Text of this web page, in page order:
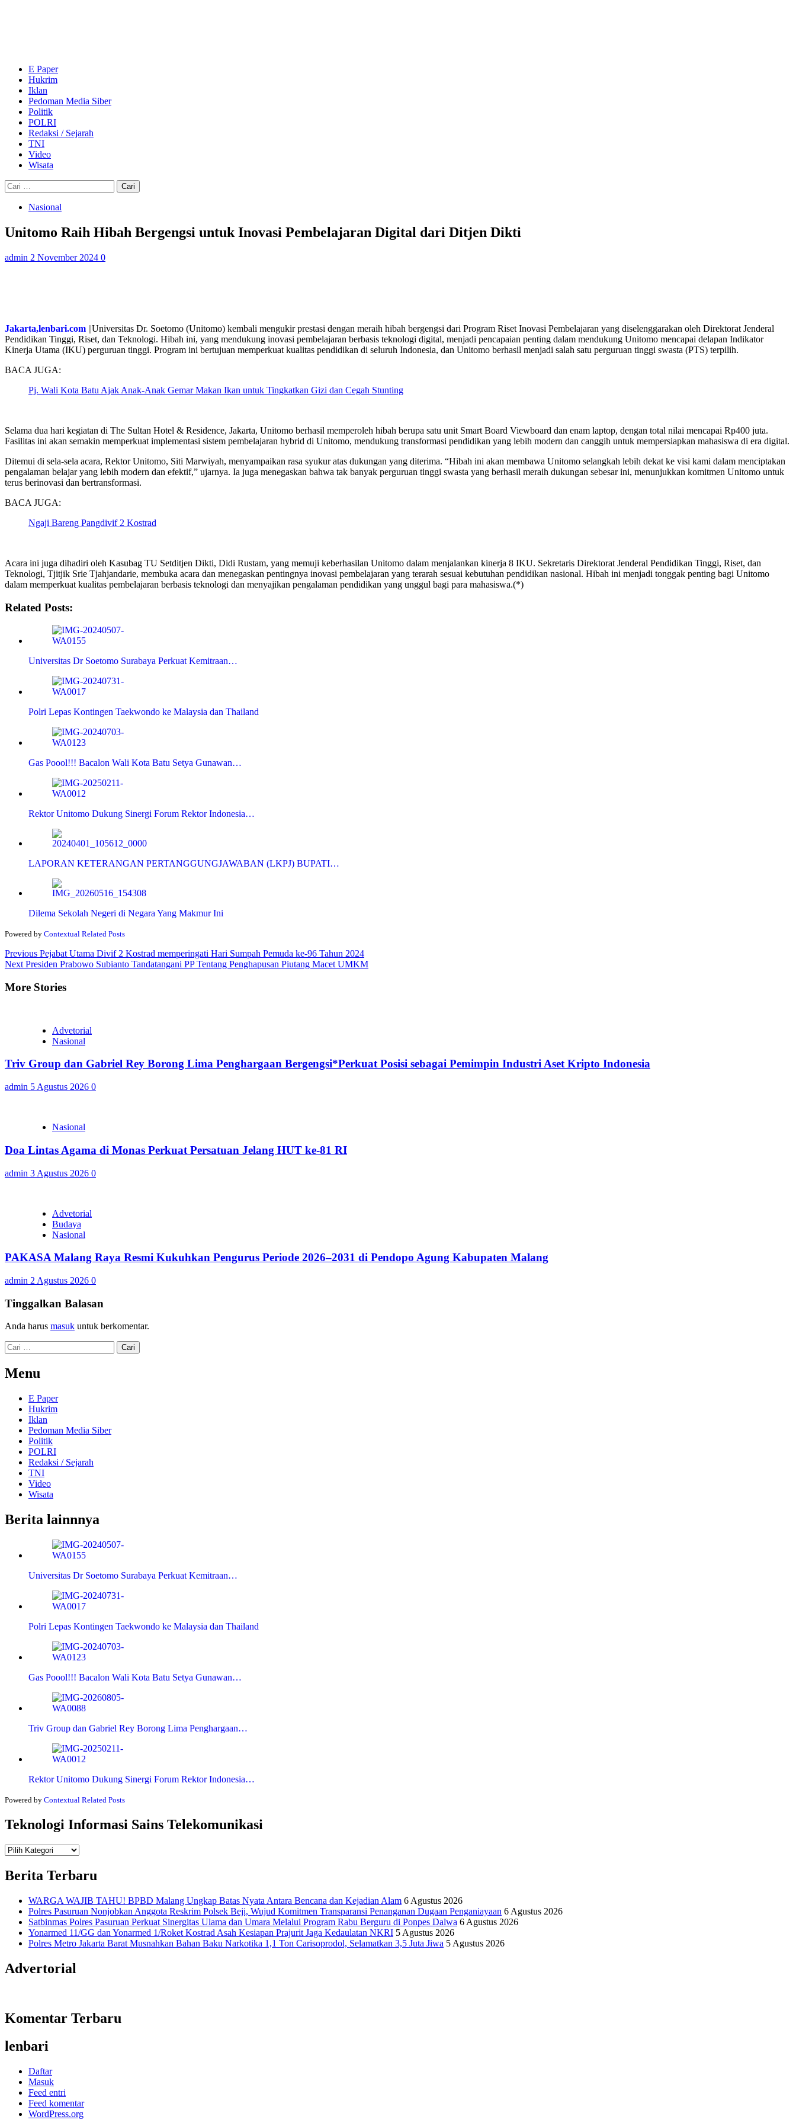
E Paper
Hukrim
Iklan
Pedoman Media Siber
Politik
POLRI
Redaksi / Sejarah
TNI
Video
Wisata
Cari
untuk:
Nasional
Unitomo Raih Hibah Bergengsi untuk Inovasi Pembelajaran Digital dari Ditjen Dikti
admin 2 November 2024 0
Jakarta,lenbari.com ||Universitas Dr. Soetomo (Unitomo) kembali mengukir prestasi dengan meraih hibah bergengsi dari Program Riset Inovasi Pembelajaran yang diselenggarakan oleh Direktorat Jenderal
Pendidikan Tinggi, Riset, dan Teknologi. Hibah ini, yang mendukung inovasi pembelajaran berbasis teknologi digital, menjadi pencapaian penting dalam mendukung Unitomo mencapai delapan Indikator
Kinerja Utama (IKU) perguruan tinggi. Program ini bertujuan memperkuat kualitas pendidikan di seluruh Indonesia, dan Unitomo berhasil menjadi salah satu perguruan tinggi swasta (PTS) terpilih.
BACA JUGA:
Pj. Wali Kota Batu Ajak Anak-Anak Gemar Makan Ikan untuk Tingkatkan Gizi dan Cegah Stunting
Selama dua hari kegiatan di The Sultan Hotel & Residence, Jakarta, Unitomo berhasil memperoleh hibah berupa satu unit Smart Board Viewboard dan enam laptop, dengan total nilai mencapai Rp400 juta.
Fasilitas ini akan semakin memperkuat implementasi sistem pembelajaran hybrid di Unitomo, mendukung transformasi pendidikan yang lebih modern dan canggih untuk mempersiapkan mahasiswa di era digital.
Ditemui di sela-sela acara, Rektor Unitomo, Siti Marwiyah, menyampaikan rasa syukur atas dukungan yang diterima. “Hibah ini akan membawa Unitomo selangkah lebih dekat ke visi kami dalam menciptakan
pengalaman belajar yang lebih modern dan efektif,” ujarnya. Ia juga menegaskan bahwa tak banyak perguruan tinggi swasta yang berhasil meraih dukungan sebesar ini, menunjukkan komitmen Unitomo untuk
terus berinovasi dan bertransformasi.
BACA JUGA:
Ngaji Bareng Pangdivif 2 Kostrad
Acara ini juga dihadiri oleh Kasubag TU Setditjen Dikti, Didi Rustam, yang memuji keberhasilan Unitomo dalam menjalankan kinerja 8 IKU. Sekretaris Direktorat Jenderal Pendidikan Tinggi, Riset, dan
Teknologi, Tjitjik Srie Tjahjandarie, membuka acara dan menegaskan pentingnya inovasi pembelajaran yang terarah sesuai kebutuhan pendidikan nasional. Hibah ini menjadi tonggak penting bagi Unitomo
dalam memperkuat kualitas pembelajaran berbasis teknologi dan menyajikan pengalaman pendidikan yang unggul bagi para mahasiswa.(*)
Related Posts:
Universitas Dr Soetomo Surabaya Perkuat Kemitraan…
Polri Lepas Kontingen Taekwondo ke Malaysia dan Thailand
Gas Poool!!! Bacalon Wali Kota Batu Setya Gunawan…
Rektor Unitomo Dukung Sinergi Forum Rektor Indonesia…
LAPORAN KETERANGAN PERTANGGUNGJAWABAN (LKPJ) BUPATI…
Dilema Sekolah Negeri di Negara Yang Makmur Ini
Powered by Contextual Related Posts
Continue
Reading
Previous Pejabat Utama Divif 2 Kostrad memperingati Hari Sumpah Pemuda ke-96 Tahun 2024
Next Presiden Prabowo Subianto Tandatangani PP Tentang Penghapusan Piutang Macet UMKM
More Stories
Advetorial
Nasional
Triv Group dan Gabriel Rey Borong Lima Penghargaan Bergengsi*Perkuat Posisi sebagai Pemimpin Industri Aset Kripto Indonesia
admin 5 Agustus 2026 0
Nasional
Doa Lintas Agama di Monas Perkuat Persatuan Jelang HUT ke-81 RI
admin 3 Agustus 2026 0
Advetorial
Budaya
Nasional
PAKASA Malang Raya Resmi Kukuhkan Pengurus Periode 2026–2031 di Pendopo Agung Kabupaten Malang
admin 2 Agustus 2026 0
Tinggalkan Balasan
Anda harus masuk untuk berkomentar.
Cari
untuk:
Menu
E Paper
Hukrim
Iklan
Pedoman Media Siber
Politik
POLRI
Redaksi / Sejarah
TNI
Video
Wisata
Berita lainnnya
Universitas Dr Soetomo Surabaya Perkuat Kemitraan…
Polri Lepas Kontingen Taekwondo ke Malaysia dan Thailand
Gas Poool!!! Bacalon Wali Kota Batu Setya Gunawan…
Triv Group dan Gabriel Rey Borong Lima Penghargaan…
Rektor Unitomo Dukung Sinergi Forum Rektor Indonesia…
Powered by Contextual Related Posts
Teknologi Informasi Sains Telekomunikasi
Teknologi
Berita Terbaru
WARGA WAJIB TAHU! BPBD Malang Ungkap Batas Nyata Antara Bencana dan Kejadian Alam 6 Agustus 2026
Polres Pasuruan Nonjobkan Anggota Reskrim Polsek Beji, Wujud Komitmen Transparansi Penanganan Dugaan Penganiayaan 6 Agustus 2026
Satbinmas Polres Pasuruan Perkuat Sinergitas Ulama dan Umara Melalui Program Rabu Berguru di Ponpes Dalwa 6 Agustus 2026
Yonarmed 11/GG dan Yonarmed 1/Roket Kostrad Asah Kesiapan Prajurit Jaga Kedaulatan NKRI 5 Agustus 2026
Polres Metro Jakarta Barat Musnahkan Bahan Baku Narkotika 1,1 Ton Carisoprodol, Selamatkan 3,5 Juta Jiwa 5 Agustus 2026
Advertorial
Komentar Terbaru
lenbari
Daftar
Masuk
Feed entri
Feed komentar
WordPress.org